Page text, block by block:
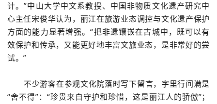
计。”中山大学中文系教授、中国非物质文化遗产研究中
心主任宋俊华认为，丽江在旅游业态调控与文化遗产保护
方面的能力显著增强。“把非遗镶嵌在古城中，既可以有
效保护和传承，又能更好地丰富文旅业态，是非常好的尝
试。”
不少游客在参观文化院落时写下留言，字里行间满是
“舍不得”：“珍贵来自守护和珍惜，这是丽江人的骄傲”；